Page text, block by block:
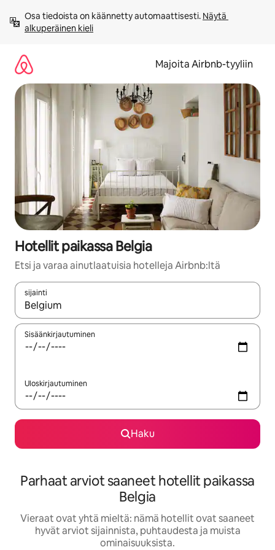
sisältö
väliin
Osa tiedoista on käännetty automaattisesti. Näytä
alkuperäinen kieli
Majoita Airbnb-tyyliin
Hotellit paikassa Belgia
Etsi ja varaa ainutlaatuisia hotelleja Airbnb:ltä
sijainti
Kun tulokset ovat saatavilla, navigoi ylös- ja alas-
Sisäänkirjautuminen
Uloskirjautuminen
Haku
Parhaat arviot saaneet hotellit paikassa
Belgia
Vieraat ovat yhtä mieltä: nämä hotellit ovat saaneet
hyvät arviot sijainnista, puhtaudesta ja muista
ominaisuuksista.